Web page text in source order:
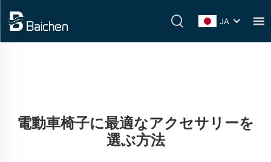
JA
電動車椅子に最適なアクセサリーを
選ぶ方法